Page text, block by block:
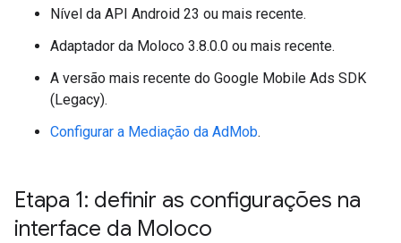
Nível da API Android 23 ou mais recente.
Adaptador da Moloco 3.8.0.0 ou mais recente.
A versão mais recente do Google Mobile Ads SDK
(Legacy).
Configurar a Mediação da AdMob.
Etapa 1: definir as configurações na
interface da Moloco